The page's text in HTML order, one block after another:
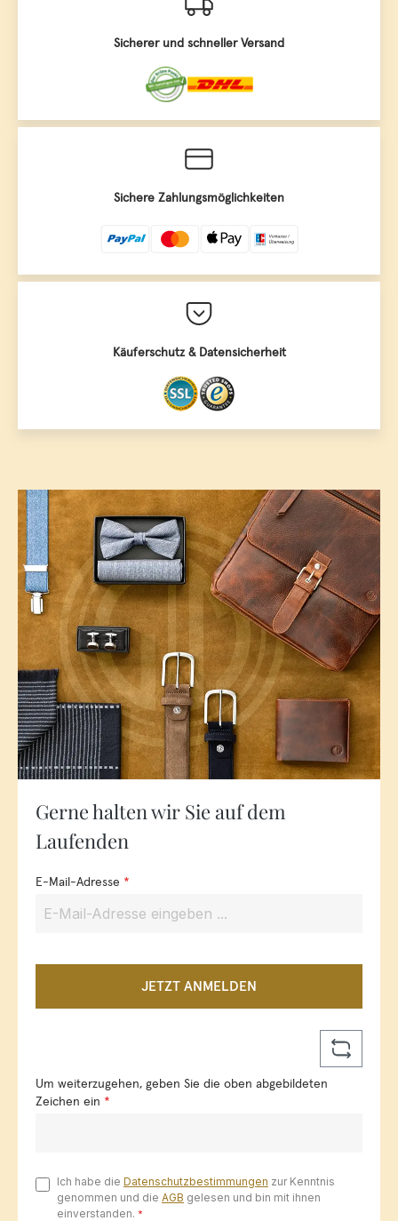
Sicherer und schneller Versand
Sichere Zahlungsmöglichkeiten
Käuferschutz & Datensicherheit
Gerne halten wir Sie auf dem
Laufenden
E-Mail-Adresse *
JETZT ANMELDEN
Um weiterzugehen, geben Sie die oben abgebildeten
Zeichen ein *
Ich habe die Datenschutzbestimmungen zur Kenntnis
genommen und die AGB gelesen und bin mit ihnen
einverstanden. *